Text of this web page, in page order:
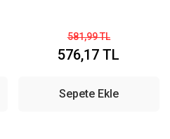
581,99 TL
576,17 TL
Sepete Ekle